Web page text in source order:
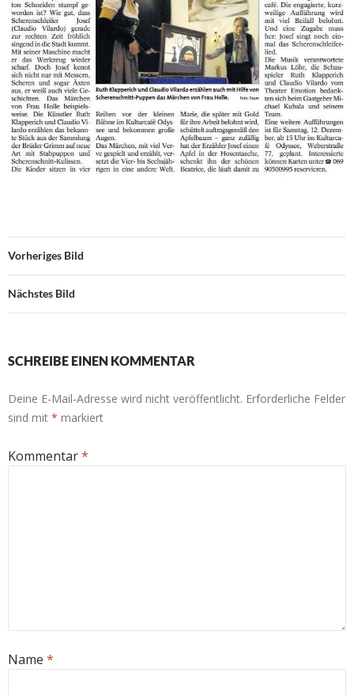
Vorheriges Bild
Nächstes Bild
SCHREIBE EINEN KOMMENTAR
Deine E-Mail-Adresse wird nicht veröffentlicht. Erforderliche Felder
sind mit * markiert
Kommentar*
Name *